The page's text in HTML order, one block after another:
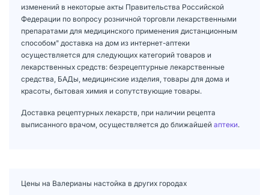
изменений в некоторые акты Правительства Российской
Федерации по вопросу розничной торговли лекарственными
препаратами для медицинского применения дистанционным
способом" доставка на дом из интернет-аптеки
осуществляется для следующих категорий товаров и
лекарственных средств: безрецептурные лекарственные
средства, БАДы, медицинские изделия, товары для дома и
красоты, бытовая химия и сопутствующие товары.
Доставка рецептурных лекарств, при наличии рецепта
выписанного врачом, осуществляется до ближайшей аптеки.
Цены на Валерианы настойка в других городах